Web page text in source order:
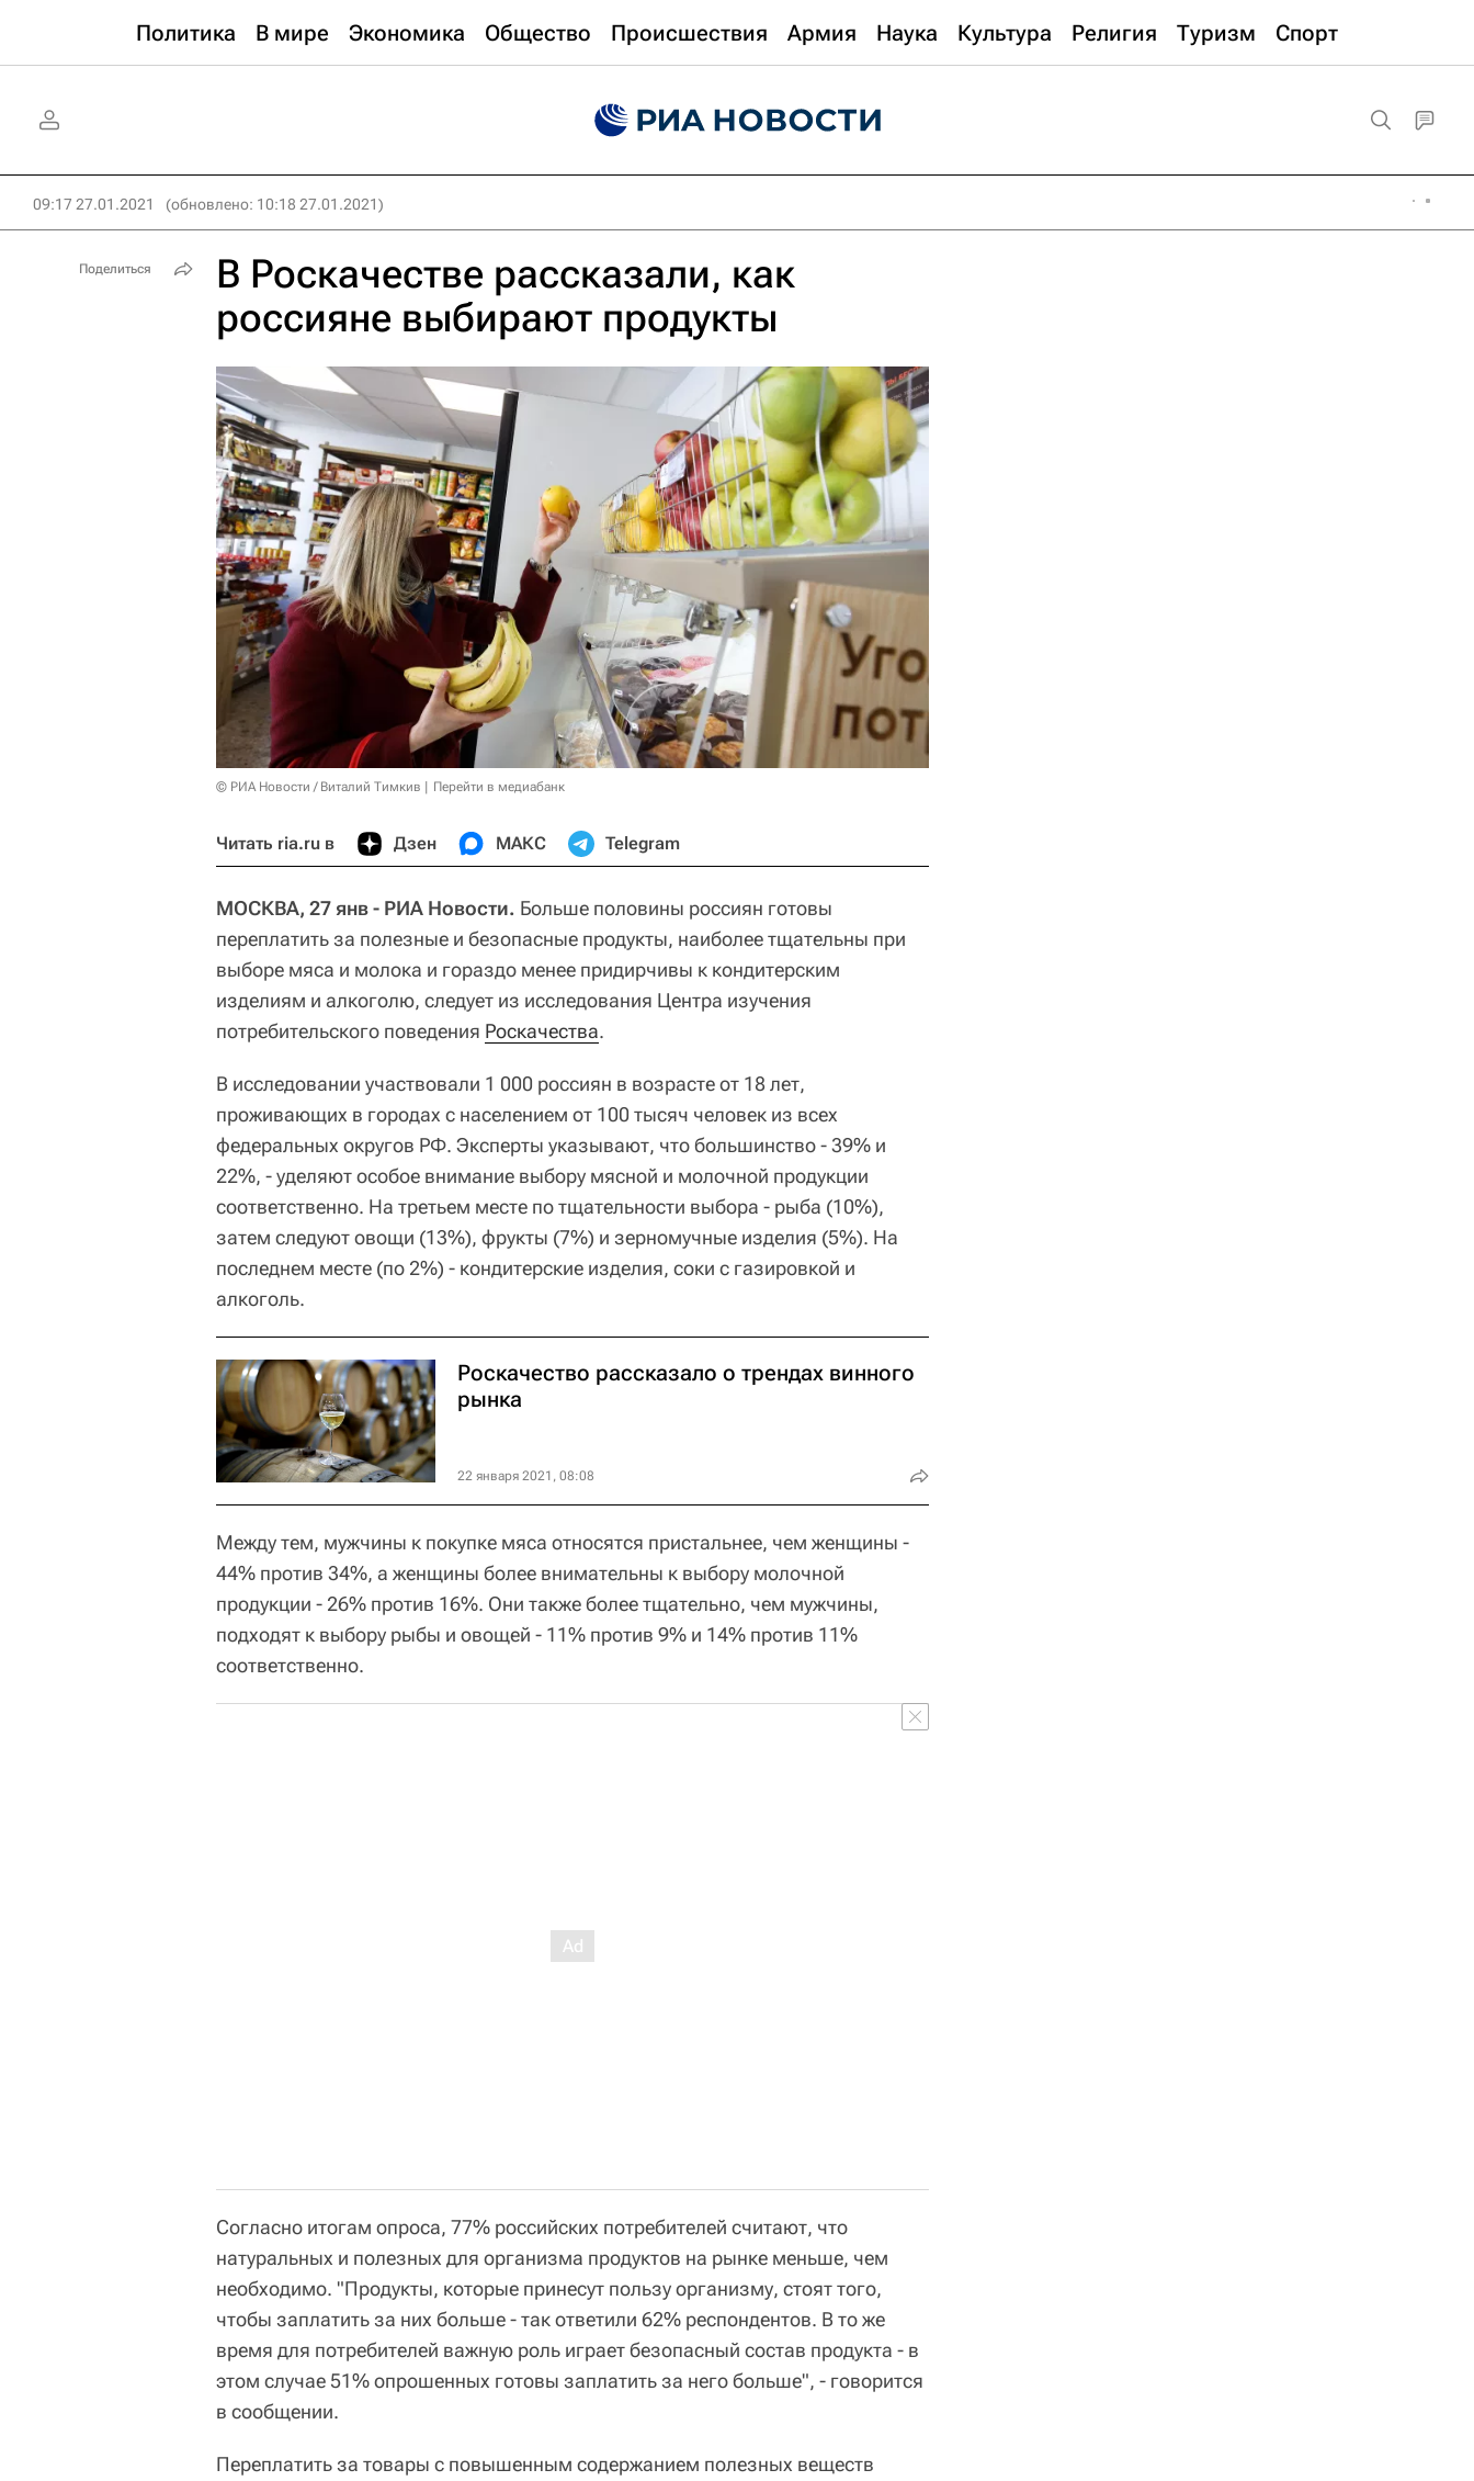
Политика В мире Экономика Общество Происшествия Армия Наука Культура Религия Туризм Спорт
09:17 27.01.2021 (обновлено: 10:18 27.01.2021)
В Роскачестве рассказали, как
россияне выбирают продукты
© РИА Новости / Виталий Тимкив Перейти в медиабанк
Читать ria.ru в Дзен МАКС Telegram
МОСКВА, 27 янв - РИА Новости. Больше половины россиян готовы
переплатить за полезные и безопасные продукты, наиболее тщательны при
выборе мяса и молока и гораздо менее придирчивы к кондитерским
изделиям и алкоголю, следует из исследования Центра изучения
потребительского поведения Роскачества.
В исследовании участвовали 1 000 россиян в возрасте от 18 лет,
проживающих в городах с населением от 100 тысяч человек из всех
федеральных округов РФ. Эксперты указывают, что большинство - 39% и
22%, - уделяют особое внимание выбору мясной и молочной продукции
соответственно. На третьем месте по тщательности выбора - рыба (10%),
затем следуют овощи (13%), фрукты (7%) и зерномучные изделия (5%). На
последнем месте (по 2%) - кондитерские изделия, соки с газировкой и
алкоголь.
Роскачество рассказало о трендах винного
рынка
22 января 2021, 08:08
Между тем, мужчины к покупке мяса относятся пристальнее, чем женщины -
44% против 34%, а женщины более внимательны к выбору молочной
продукции - 26% против 16%. Они также более тщательно, чем мужчины,
подходят к выбору рыбы и овощей - 11% против 9% и 14% против 11%
соответственно.
Согласно итогам опроса, 77% российских потребителей считают, что
натуральных и полезных для организма продуктов на рынке меньше, чем
необходимо. "Продукты, которые принесут пользу организму, стоят того,
чтобы заплатить за них больше - так ответили 62% респондентов. В то же
время для потребителей важную роль играет безопасный состав продукта - в
этом случае 51% опрошенных готовы заплатить за него больше", - говорится
в сообщении.
Переплатить за товары с повышенным содержанием полезных веществ
Поделиться